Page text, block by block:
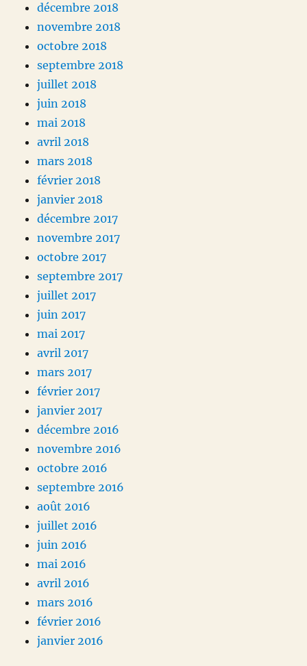
décembre 2018
novembre 2018
octobre 2018
septembre 2018
juillet 2018
juin 2018
mai 2018
avril 2018
mars 2018
février 2018
janvier 2018
décembre 2017
novembre 2017
octobre 2017
septembre 2017
juillet 2017
juin 2017
mai 2017
avril 2017
mars 2017
février 2017
janvier 2017
décembre 2016
novembre 2016
octobre 2016
septembre 2016
août 2016
juillet 2016
juin 2016
mai 2016
avril 2016
mars 2016
février 2016
janvier 2016